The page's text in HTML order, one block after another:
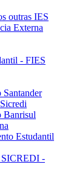
outras IES
Externa
- FIES
Banrisul
Estudantil
-